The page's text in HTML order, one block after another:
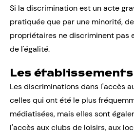
Si la discrimination est un acte
pratiquée que par une minorité,
propriétaires ne discriminent pas
de l'égalité.
Les
Les discriminations dans l'accès
celles qui ont été le plus
médiatisées, mais elles sont
l'accès aux clubs de loisirs, aux